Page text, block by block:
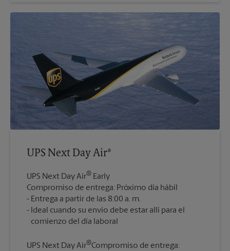
UPS Next Day Air®
UPS Next Day Air® Early
Compromiso de entrega: Próximo día hábil
Entrega a partir de las 8:00 a. m.
Ideal cuando su envío debe estar allí para el
UPS Next Day Air®Compromiso de entrega: